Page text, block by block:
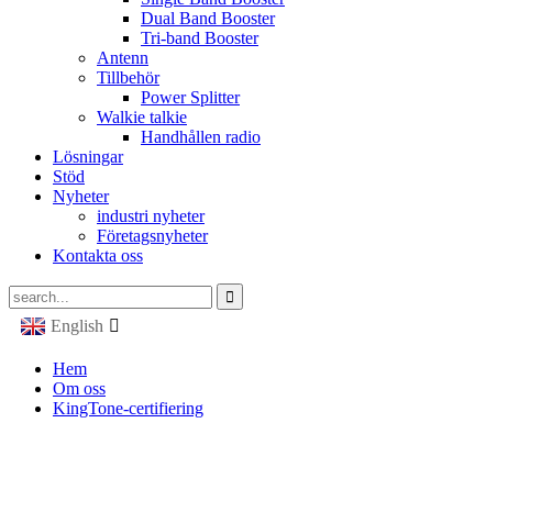
Dual Band Booster
Tri-band Booster
Antenn
Tillbehör
Power Splitter
Walkie talkie
Handhållen radio
Lösningar
Stöd
Nyheter
industri nyheter
Företagsnyheter
Kontakta oss
English
Hem
Om oss
KingTone-certifiering